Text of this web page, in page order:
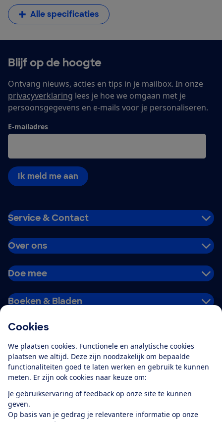
Cookies
We plaatsen cookies. Functionele en analytische cookies
plaatsen we altijd. Deze zijn noodzakelijk om bepaalde
functionaliteiten goed te laten werken en gebruik te kunnen
meten. Er zijn ook cookies naar keuze om:
Je gebruikservaring of feedback op onze site te kunnen
geven.
Op basis van je gedrag je relevantere informatie op onze
Alle specificaties
Blijf op de hoogte
Ontvang nieuws, acties en tips in je mailbox. In onze
privacyverklaring lees je hoe we omgaan met je
persoonsgegevens en e-mails voor je personaliseren.
E-mailadres
Ik meld me aan
Service & Contact
Over ons
Doe mee
Boeken & Bladen
Alles over de
app